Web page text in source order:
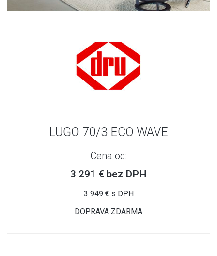
LUGO 70/3 ECO WAVE
Cena od:
3 291 € bez DPH
3 949 € s DPH
DOPRAVA ZDARMA